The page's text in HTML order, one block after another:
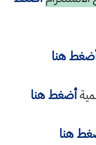
هنا
أضغط هنا
هنا